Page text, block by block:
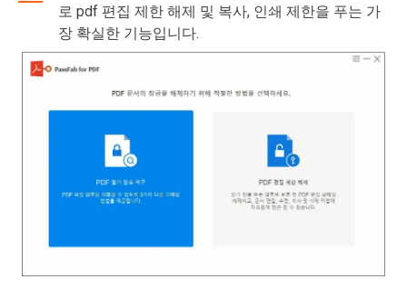
로 pdf 편집 제한 해제 및 복사, 인쇄 제한을 푸는 가
장 확실한 기능입니다.